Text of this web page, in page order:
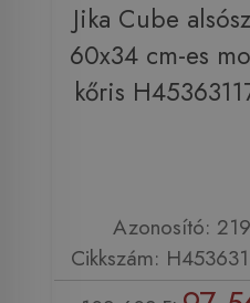
Jika Cube
60x34 cm-es
kőris
Azonosító:
Cikkszám: